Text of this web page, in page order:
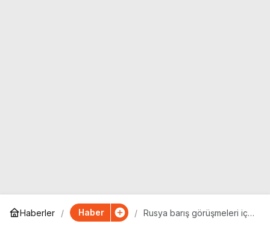
Haberler Haber
Rusya barış görüşmeleri için